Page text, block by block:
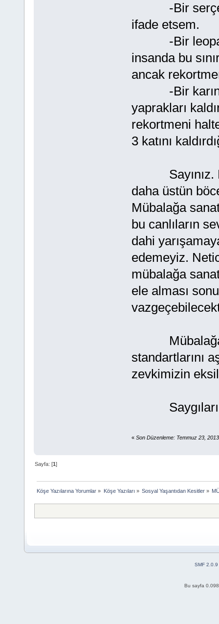
-Bir
ifade etsem.
-Bir leopar’
insanda bu
ancak
-Bir
yaprakları
rekortmeni
3 katını
Sayınız.
daha üstün
Mübalağa
bu canlıların
dahi
edemeyiz.
mübalağa
ele alması
standartlarını
zevkimizin
« Son Düzenleme: Temmuz 23,
Sayfa: [1]
Köşe Yazılarına Yorumlar » Köşe Yazıları » Sosyal Yaşantıdan Kesitler»
SMF 2.0.9
Bu sayfa